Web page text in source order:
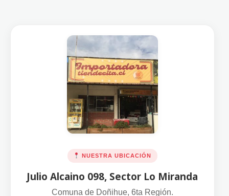
NUESTRA UBICACIÓN
Julio Alcaino 098, Sector Lo Miranda
Comuna de Doñihue, 6ta Región.